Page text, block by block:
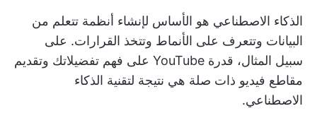
الذكاء الاصطناعي هو الأساس لإنشاء أنظمة تتعلم من
البيانات وتتعرف على الأنماط وتتخذ القرارات. على
سبيل المثال، قدرة YouTube على فهم تفضيلاتك وتقديم
مقاطع فيديو ذات صلة هي نتيجة لتقنية الذكاء
الاصطناعي.